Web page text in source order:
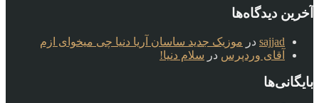
آخرین دیدگاه‌ها
sajjad در موزیک جدید ساسان آریا دنیا چی میخوای ازم
آقای وردپرس در سلام دنیا!
بایگانی‌ها